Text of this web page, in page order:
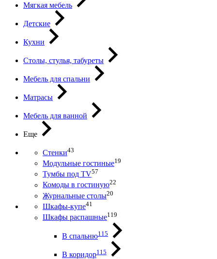
Мягкая мебель
Детские
Кухни
Столы, стулья, табуреты
Мебель для спальни
Матрасы
Мебель для ванной
Еще
Стенки43
Модульные гостиные19
Тумбы под ТV57
Комоды в гостиную22
Журнальные столы20
Шкафы-купе41
Шкафы распашные119
В спальню115
В коридор115